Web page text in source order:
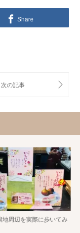
Share
地周辺を実際に歩いてみ